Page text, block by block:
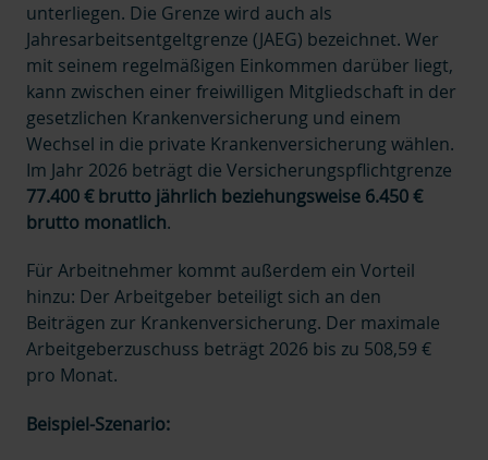
unterliegen. Die Grenze wird auch als
Jahresarbeitsentgeltgrenze (JAEG) bezeichnet. Wer
mit seinem regelmäßigen Einkommen darüber liegt,
kann zwischen einer freiwilligen Mitgliedschaft in der
gesetzlichen Krankenversicherung und einem
Wechsel in die private Krankenversicherung wählen.
Im Jahr 2026 beträgt die Versicherungspflichtgrenze
77.400 € brutto jährlich beziehungsweise 6.450 €
brutto monatlich.
Für Arbeitnehmer kommt außerdem ein Vorteil
hinzu: Der Arbeitgeber beteiligt sich an den
Beiträgen zur Krankenversicherung. Der maximale
Arbeitgeberzuschuss beträgt 2026 bis zu 508,59 €
pro Monat.
Beispiel-Szenario: